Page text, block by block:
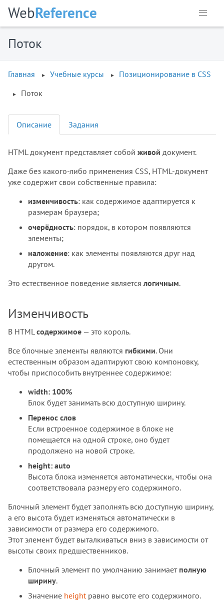
WebReference
Поток
Главная Учебные курсы
Позиционирование в CSS
Поток
Описание Задания
HTML документ представляет собой живой документ.
Даже без какого-либо применения CSS, HTML-документ
уже содержит свои собственные правила:
изменчивость: как содержимое адаптируется к
размерам браузера;
очерёдность: порядок, в котором появляются
элементы;
наложение: как элементы появляются друг над
другом.
Это естественное поведение является логичным.
Изменчивость
В HTML содержимое — это король.
Все блочные элементы являются гибкими. Они
естественным образом адаптируют свою компоновку,
чтобы приспособить внутреннее содержимое:
width: 100%
Блок будет занимать всю доступную ширину.
Перенос слов
Если встроенное содержимое в блоке не
помещается на одной строке, оно будет
продолжено на новой строке.
height: auto
Высота блока изменяется автоматически, чтобы она
соответствовала размеру его содержимого.
Блочный элемент будет заполнять всю доступную ширину,
а его высота будет изменяться автоматически в
зависимости от размера его содержимого.
Этот элемент будет выталкиваться вниз в зависимости от
высоты своих предшественников.
Блочный элемент по умолчанию занимает полную
ширину.
Значение height равно высоте его содержимого.